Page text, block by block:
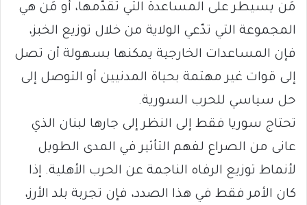
مَن يسيطر على المساعدة التي تقدّمها، أو مَن هي
المجموعة التي تدّعي الولاية من خلال توزيع الخبز،
فإن المساعدات الخارجية يمكنها بسهولة أن تصل
إلى قوات غير مهتمة بحياة المدنيين أو التوصل إلى
حل سياسي للحرب السورية.
تحتاج سوريا فقط إلى النظر إلى جارها لبنان الذي
عانى من الصراع لفهم التأثير في المدى الطويل
لأنماط توزيع الرفاه الناجمة عن الحرب الأهلية. إذا
كان الأمر فقط في هذا الصدد، فإن تجربة بلد الأرز،